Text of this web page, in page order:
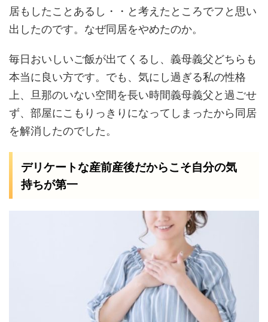
居もしたことあるし・・と考えたところでフと思い
出したのです。なぜ同居をやめたのか。
毎日おいしいご飯が出てくるし、義母義父どちらも
本当に良い方です。でも、気にし過ぎる私の性格
上、旦那のいない空間を長い時間義母義父と過ごせ
ず、部屋にこもりっきりになってしまったから同居
を解消したのでした。
デリケートな産前産後だからこそ自分の気
持ちが第一